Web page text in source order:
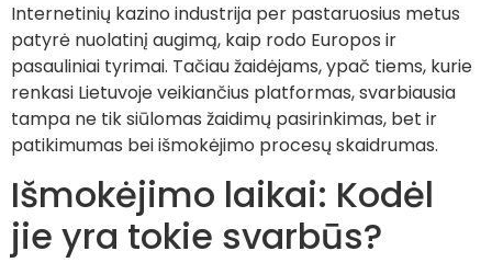
Internetinių kazino industrija per pastaruosius metus
patyrė nuolatinį augimą, kaip rodo Europos ir
pasauliniai tyrimai. Tačiau žaidėjams, ypač tiems, kurie
renkasi Lietuvoje veikiančius platformas, svarbiausia
tampa ne tik siūlomas žaidimų pasirinkimas, bet ir
patikimumas bei išmokėjimo procesų skaidrumas.
Išmokėjimo laikai: Kodėl
jie yra tokie svarbūs?